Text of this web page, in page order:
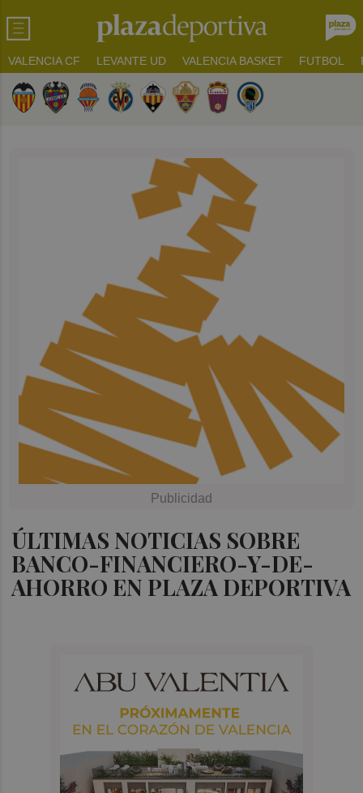
VALENCIA CF LEVANTE UD VALENCIA BASKET FUTBOL
ÚLTIMAS NOTICIAS SOBRE
BANCO-FINANCIERO-Y-DE-
AHORRO EN PLAZA DEPORTIVA